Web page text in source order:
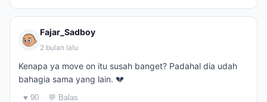
Fajar_Sadboy
2 bulan lalu
Kenapa ya move on itu susah banget? Padahal dia udah
bahagia sama yang lain. 💔
♥ 90 💬 Balas